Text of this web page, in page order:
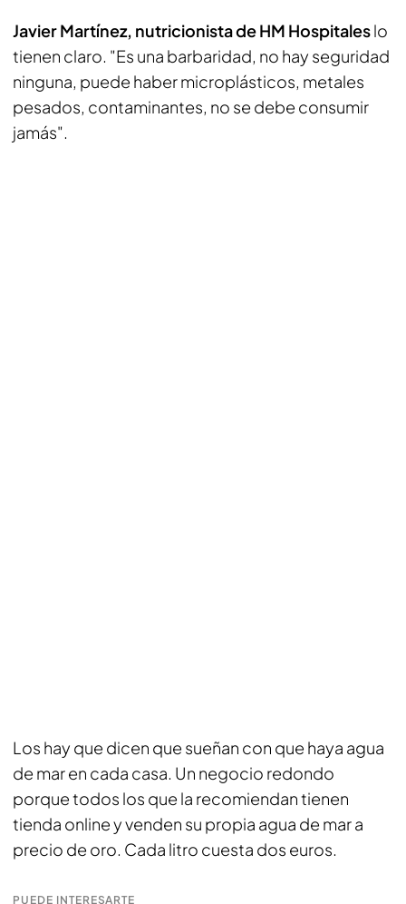
Javier Martínez, nutricionista de HM Hospitaleslo
tienen claro. "Es una barbaridad, no hay seguridad
ninguna, puede haber microplásticos, metales
pesados, contaminantes, no se debe consumir
jamás".
Los hay que dicen que sueñan con que haya agua
de mar en cada casa. Un negocio redondo
porque todos los que la recomiendan tienen
tienda online y venden su propia agua de mar a
precio de oro. Cada litro cuesta dos euros.
PUEDE INTERESARTE